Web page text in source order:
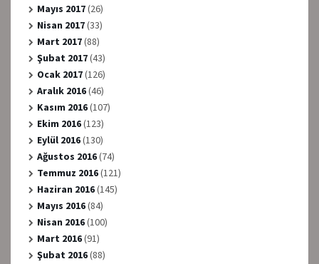
Mayıs 2017(26)
Nisan 2017(33)
Mart 2017(88)
Şubat 2017(43)
Ocak 2017(126)
Aralık 2016(46)
Kasım 2016(107)
Ekim 2016(123)
Eylül 2016(130)
Ağustos 2016(74)
Temmuz 2016(121)
Haziran 2016(145)
Mayıs 2016(84)
Nisan 2016(100)
Mart 2016(91)
Şubat 2016(88)